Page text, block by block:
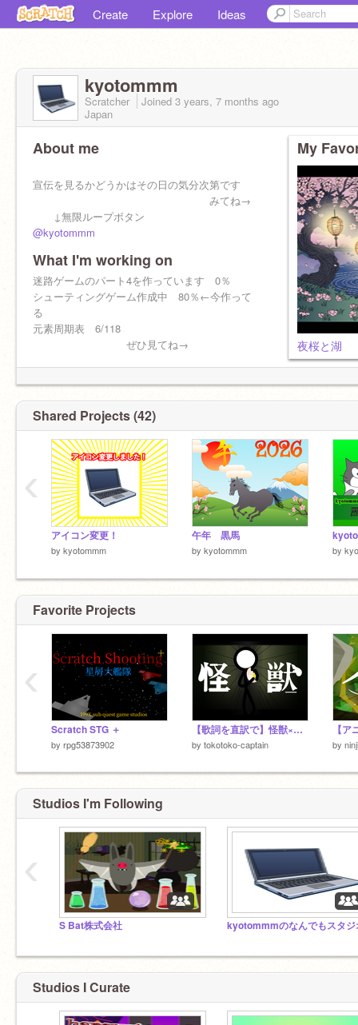
Create Explore Ideas
kyotommm
Scratcher Joined 3 years, 7 months ago
Japan
About me
宣伝を見るかどうかはその日の気分次第です
みてね→
↓無限ループボタン
@kyotommm
What I'm working on
迷路ゲームのパート4を作っています 0％
シューティングゲーム作成中 80％←今作って
る
元素周期表 6/118
ぜひ見てね→
My
夜桜と湖
Shared Projects (42)
アイコン変更！
by kyotommm
午年 黒馬
by kyotommm by
‹
Favorite Projects
Scratch STG ＋
by rpg53873902
【歌詞を直訳で】怪獣×棒人間
by tokotoko-captain by
‹
Studios I'm Following
S Bat株式会社 kyotommmのなんでもスタジ
‹
Studios I Curate